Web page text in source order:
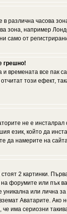
в различна часова
зона, например
само от
грешно!
и времената все
този ефект,
не е
език, който да
да намерите на
2 картинки.
форумите или пък
уникална или лична
Аватарите.
че има сериозни